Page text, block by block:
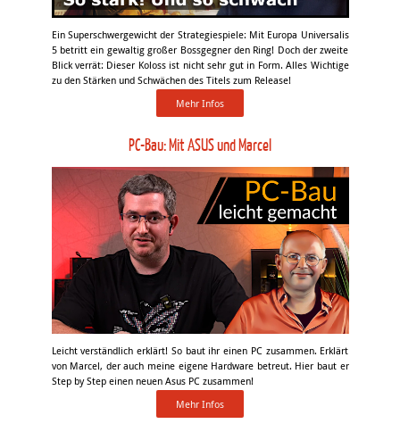
Ein Superschwergewicht der Strategiespiele: Mit Europa Universalis
5 betritt ein gewaltig großer Bossgegner den Ring! Doch der zweite
Blick verrät: Dieser Koloss ist nicht sehr gut in Form. Alles Wichtige
zu den Stärken und Schwächen des Titels zum Release!
Mehr Infos
PC-Bau: Mit ASUS und Marcel
Leicht verständlich erklärt! So baut ihr einen PC zusammen. Erklärt
von Marcel, der auch meine eigene Hardware betreut. Hier baut er
Step by Step einen neuen Asus PC zusammen!
Mehr Infos